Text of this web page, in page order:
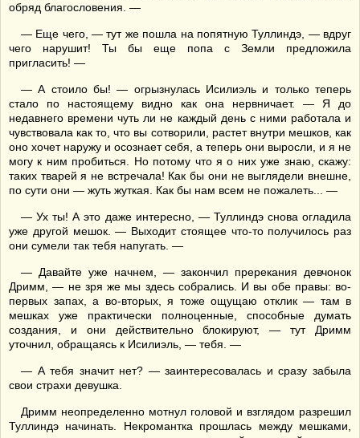
обряд благословения. —
— Еще чего, — тут же пошла на попятную Туллиндэ, — вдруг
чего нарушит! Ты бы еще попа с Земли предложила
пригласить! —
— А стоило бы! — огрызнулась Исилиэль и только теперь
стало по настоящему видно как она нервничает. — Я до
недавнего времени чуть ли не каждый день с ними работала и
чувствовала как то, что вы сотворили, растет внутри мешков, как
оно хочет наружу и осознает себя, а теперь они выросли, и я не
могу к ним пробиться. Но потому что я о них уже знаю, скажу:
таких тварей я не встречала! Как бы они не выглядели внешне,
по сути они — жуть жуткая. Как бы нам всем не пожалеть... —
— Ух ты! А это даже интересно, — Туллиндэ снова огладила
уже другой мешок. — Выходит стоящее что-то получилось раз
они сумели так тебя напугать. —
— Давайте уже начнем, — закончил пререкания девчонок
Дримм, — не зря же мы здесь собрались. И вы обе правы: во-
первых запах, а во-вторых, я тоже ощущаю отклик — там в
мешках уже практически полноценные, способные думать
создания, и они действительно блокируют, — тут Дримм
уточнил, обращаясь к Исилиэль, — тебя. —
— А тебя значит нет? — заинтересовалась и сразу забыла
свои страхи девушка.
Дримм неопределенно мотнул головой и взглядом разрешил
Туллиндэ начинать. Некромантка прошлась между мешками,